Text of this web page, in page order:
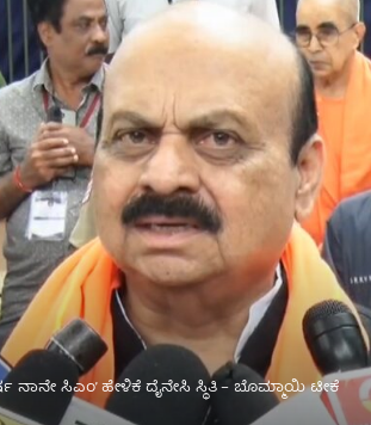
ಸಿಎಂ’ ಹೇಳಿಕೆ ದೈನೇಸಿ ಸ್ಥಿತಿ – ಬೊಮ್ಮಾಯಿ ಟೀಕೆ